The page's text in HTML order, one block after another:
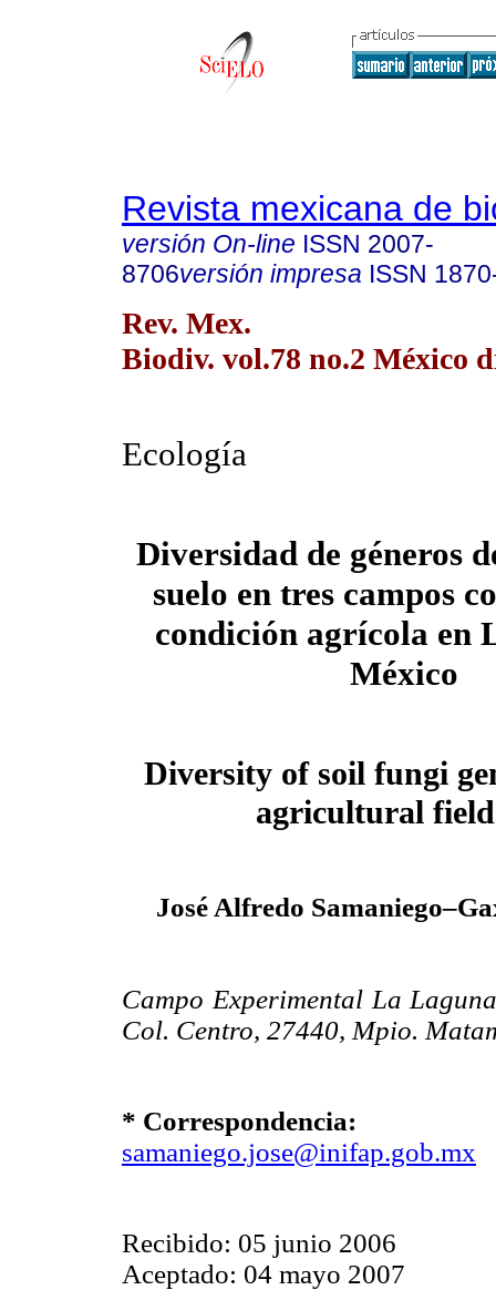
Revista mexicana de
versión On-line ISSN 2007-
8706versión impresa ISSN
Rev. Mex.
Biodiv. vol.78 no.2 México
Ecología
Diversidad de géneros
suelo en tres campos
condición agrícola en
México
Diversity of soil fungi
agricultural
José Alfredo
Campo Experimental La
Col. Centro, 27440, Mpio.
* Correspondencia:
samaniego.jose@inifap.gob.mx
Recibido: 05 junio 2006
Aceptado: 04 mayo 2007